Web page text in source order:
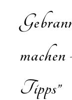
Tipps”